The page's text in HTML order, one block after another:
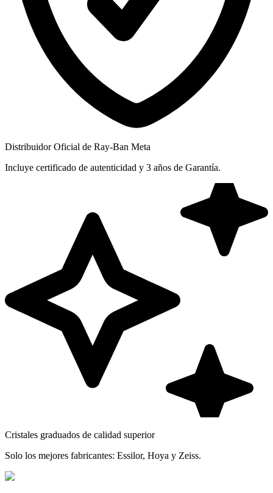
Distribuidor Oficial de Ray-Ban Meta
Incluye certificado de autenticidad y 3 años de Garantía.
Cristales graduados de calidad superior
Solo los mejores fabricantes: Essilor, Hoya y Zeiss.